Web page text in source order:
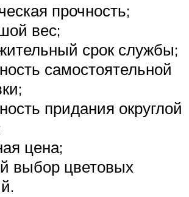
прочность;
вес;
срок службы;
самостоятельной
придания округлой
цена;
выбор цветовых